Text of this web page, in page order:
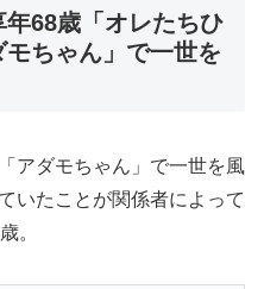
68歳「オレたちひ
ちゃん」で一世を
アダモちゃん」で一世を風
いたことが関係者によって
。